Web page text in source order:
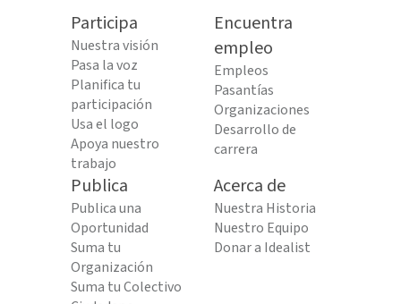
Participa
Nuestra visión
Pasa la voz
Planifica tu
participación
Usa el logo
Apoya nuestro
trabajo
Encuentra
empleo
Empleos
Pasantías
Organizaciones
Desarrollo de
carrera
Publica
Publica una
Oportunidad
Suma tu
Organización
Suma tu Colectivo
Acerca de
Nuestra Historia
Nuestro Equipo
Donar a Idealist